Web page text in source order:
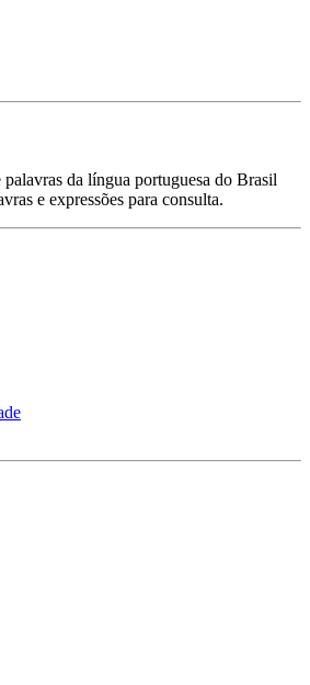
da língua portuguesa do Brasil
e expressões para consulta.